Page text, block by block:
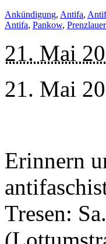
Ankündigung, Antifa,
Antifa, Pankow,
21. Mai
21. Mai
Erinnern
Tresen: